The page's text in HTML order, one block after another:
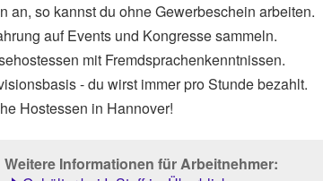
an, so kannst du ohne Gewerbeschein arbeiten.
auf Events und Kongresse sammeln.
mit Fremdsprachenkenntnissen.
- du wirst immer pro Stunde bezahlt.
Hostessen in Hannover!
Weitere Informationen für Arbeitnehmer: